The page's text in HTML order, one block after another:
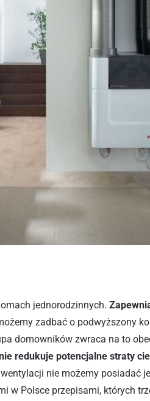
jednorodzinnych.
zadbać o podwyższony
domowników zwraca na to
redukuje potencjalne straty
nie możemy posiadać
w Polsce przepisami, których